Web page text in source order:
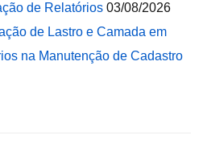
de Relatórios 03/08/2026
de Lastro e Camada em
na Manutenção de Cadastro